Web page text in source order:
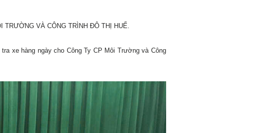
TRƯỜNG VÀ CÔNG TRÌNH ĐÔ THỊ HUẾ.
xe hàng ngày cho Công Ty CP Môi Trường và Công